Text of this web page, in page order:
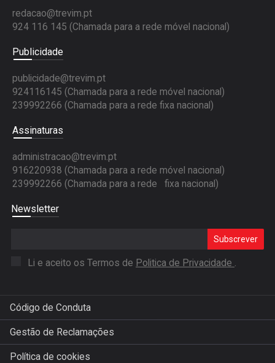
redacao@trevim.pt
924 116 145 (Chamada para a rede móvel nacional)
Publicidade
publicidade@trevim.pt
924116145 (Chamada para a rede móvel nacional)
239992266 (Chamada para a rede fixa nacional)
Assinaturas
administracao@trevim.pt
916220938 (Chamada para a rede móvel nacional)
239992266 (Chamada para a rede fixa nacional)
Newsletter
Subscrever
Li e aceito os Termos de Politica de Privacidade .
Código de Conduta
Gestão de Reclamações
Política de cookies